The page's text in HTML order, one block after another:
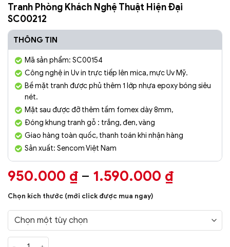
Tranh Phòng Khách Nghệ Thuật Hiện Đại
SC00212
THÔNG TIN
Mã sản phẩm: SC00154
Công nghệ in Uv in trực tiếp lên mica, mực Uv Mỹ.
Bề mặt tranh được phủ thêm 1 lớp nhựa epoxy bóng siêu
nét.
Mặt sau được đỡ thêm tấm fomex dày 8mm,
Đóng khung tranh gỗ : trắng, đen, vàng
Giao hàng toàn quốc, thanh toán khi nhận hàng
Sản xuất: Sencom Việt Nam
950.000 ₫ – 1.590.000 ₫Khoảng
đến
Chọn kích thước (mới click được mua ngay)
Tranh Phòng Khách Nghệ Thuật Hiện Đại SC00212 số lượng